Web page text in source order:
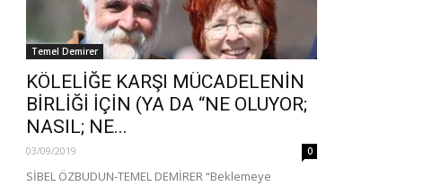
Temel Demirer
KÖLELİĞE KARŞI MÜCADELENİN
BİRLİĞİ İÇİN (YA DA “NE OLUYOR;
NASIL; NE...
03/09/2019 0
SİBEL ÖZBUDUN-TEMEL DEMİRER “Beklemeye